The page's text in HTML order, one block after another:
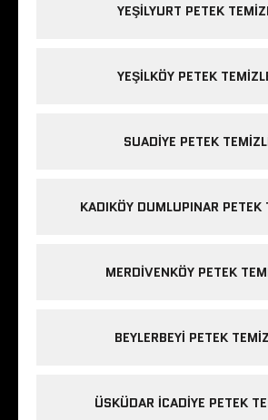
YEŞILYURT PETEK
YEŞILKÖY PETEK
SUADIYE PETEK
KADIKÖY DUMLUPINAR PETEK
MERDIVENKÖY PETEK
BEYLERBEYI PETEK
ÜSKÜDAR ICADIYE PETEK